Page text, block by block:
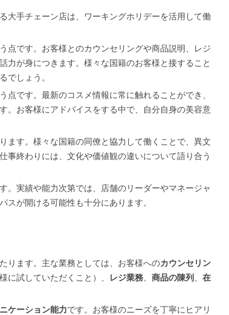
大手チェーン店は、ワーキングホリデーを活用して働
点です。お客様とのカウンセリングや商品説明、レジ
力が身につきます。様々な国籍のお客様と接すること
でしょう。
点です。最新のコスメ情報に常に触れることができ、
。お客様にアドバイスをする中で、自分自身の美容意
ます。様々な国籍の同僚と協力して働くことで、異文
事終わりには、文化や価値観の違いについて語り合う
。実績や能力次第では、店舗のリーダーやマネージャ
スが開ける可能性も十分にあります。
ります。主な業務としては、お客様へのカウンセリン
に試していただくこと）、 レジ業務 商品の陳列
在
ケーション能力です。お客様のニーズを丁寧にヒアリ